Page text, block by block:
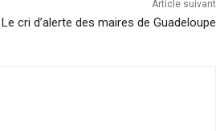
Article suivant
Le cri d’alerte des maires de Guadeloupe